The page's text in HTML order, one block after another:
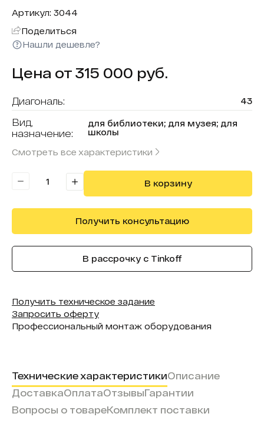
Артикул: 3044
Поделиться
Нашли дешевле?
Цена от 315 000 руб.
Диагональ: 43
Вид,
назначение:
для библиотеки; для музея; для
школы
Форма (модель):
Смотреть все характеристики
В корзину
Получить консультацию
В рассрочку с Tinkoff
Получить техническое задание
Запросить оферту
Профессиональный монтаж оборудования
Технические характеристикиОписание
ДоставкаОплатаОтзывыГарантии
Вопросы о товареКомплект поставки